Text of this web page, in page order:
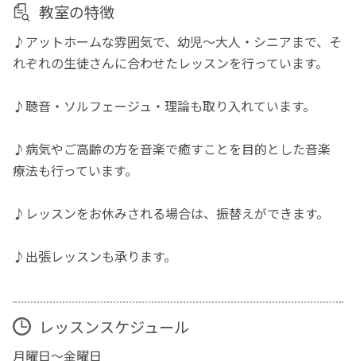
教室の特徴
♪アットホームな雰囲気で、幼児～大人・シニアまで、そ
れぞれの生徒さんに合わせたレッスンを行っています。
♪聴音・ソルフェージュ・理論も取り入れています。
♪病気やご高齢の方を音楽で癒すことを目的とした音楽
療法も行っています。
♪レッスンをお休みされる場合は、振替えができます。
♪出張レッスンも承ります。
レッスンスケジュール
月曜日〜金曜日